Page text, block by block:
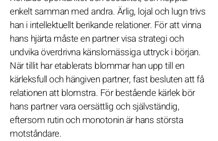
enkelt samman med andra. Ärlig, lojal och lugn trivs
han i intellektuellt berikande relationer. För att vinna
hans hjärta måste en partner visa strategi och
undvika överdrivna känslomässiga uttryck i början.
När tillit har etablerats blommar han upp till en
kärleksfull och hängiven partner, fast besluten att få
relationen att blomstra. För bestående kärlek bör
hans partner vara oersättlig och självständig,
eftersom rutin och monotonin är hans största
motståndare.